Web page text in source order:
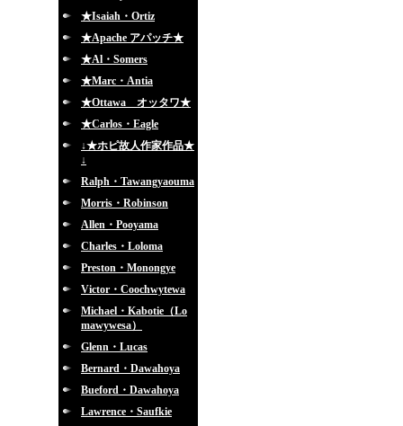
★Isaiah・Ortiz
★Apache アパッチ★
★Al・Somers
★Marc・Antia
★Ottawa オッタワ★
★Carlos・Eagle
↓★ホピ故人作家作品★
↓
Ralph・Tawangyaouma
Morris・Robinson
Allen・Pooyama
Charles・Loloma
Preston・Monongye
Victor・Coochwytewa
Michael・Kabotie（Lo
mawywesa）
Glenn・Lucas
Bernard・Dawahoya
Bueford・Dawahoya
Lawrence・Saufkie